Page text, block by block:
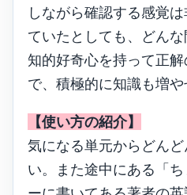
しながら確認する感覚
ていたとしても、どん
知的好奇心を持って正
で、積極的に知識も増や
【使い方の紹介】
気になる単元からどん
い。また途中にある「